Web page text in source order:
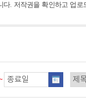
다. 저작권을 확인하고 업로